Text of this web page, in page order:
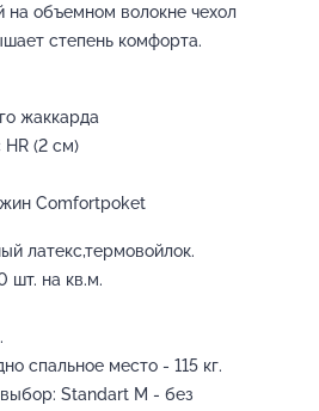
объемном волокне чехол
степень комфорта.
жаккарда
(2 см)
Comfortpoket
латекс,термовойлок.
шт. на кв.м.
спальное место - 115 кг.
Standart M - без